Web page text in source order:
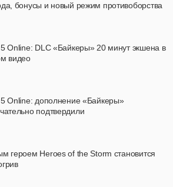
бонусы и новый режим противоборства
Online: DLC «Байкеры» 20 минут экшена в
видео
5 Online: дополнение «Байкеры»
подтвердили
героем Heroes of the Storm становится